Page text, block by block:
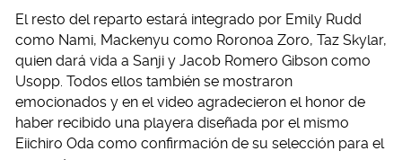
El resto del reparto estará integrado por Emily Rudd
como Nami, Mackenyu como Roronoa Zoro, Taz Skylar,
quien dará vida a Sanji y Jacob Romero Gibson como
Usopp. Todos ellos también se mostraron
emocionados y en el video agradecieron el honor de
haber recibido una playera diseñada por el mismo
Eiichiro Oda como confirmación de su selección para el